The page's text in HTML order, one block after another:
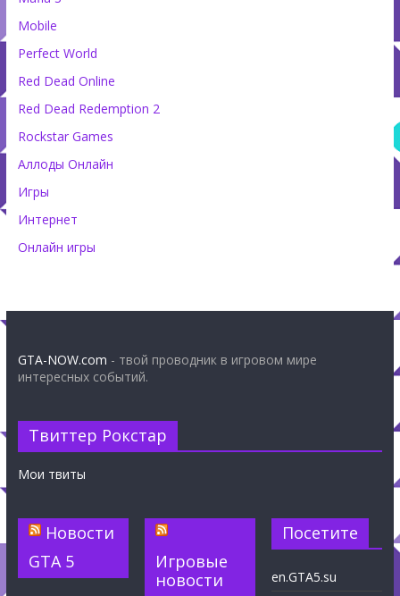
Mobile
Perfect World
Red Dead Online
Red Dead Redemption 2
Rockstar Games
Аллоды Онлайн
Игры
Интернет
Онлайн игры
GTA-NOW.com - твой проводник в игровом мире
интересных событий.
Твиттер Рокстар
Мои твиты
Новости
GTA 5
Игровые
новости
Посетите
en.GTA5.su